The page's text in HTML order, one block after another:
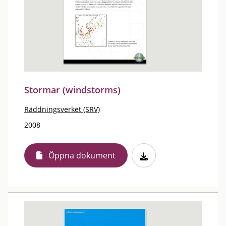
Stormar (windstorms)
Räddningsverket (SRV)
2008
Öppna dokument